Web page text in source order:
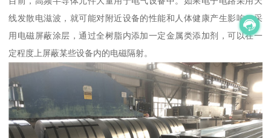
线发散电滋波，就可能对附近设备的性能和人体健康产生影响。采
用电磁屏蔽涂层，通过全树脂内添加一定金属类添加剂，可以在一
定程度上屏蔽某些设备内的电磁隔射。